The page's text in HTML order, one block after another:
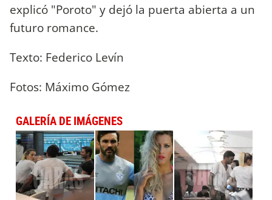
explicó "Poroto" y dejó la puerta abierta a un
futuro romance.
Texto: Federico Levín
Fotos: Máximo Gómez
GALERÍA DE IMÁGENES